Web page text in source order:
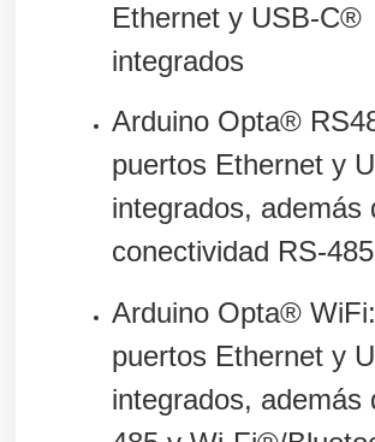
Ethernet y USB-C®
integrados
Arduino Opta®
puertos Ethernet y
integrados, además
conectividad RS-485
Arduino Opta® WiFi:
puertos Ethernet y
integrados, además